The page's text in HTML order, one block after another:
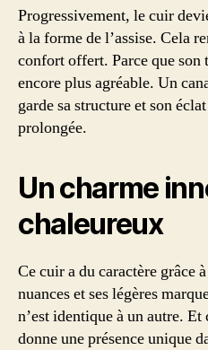
Progressivement, le cuir
à la forme de l’assise. Cela
confort offert. Parce que son
encore plus agréable. Un
garde sa structure et son
prolongée.
Un charme
chaleureux
Ce cuir a du caractère grâce
nuances et ses légères
n’est identique à un autre.
donne une présence unique